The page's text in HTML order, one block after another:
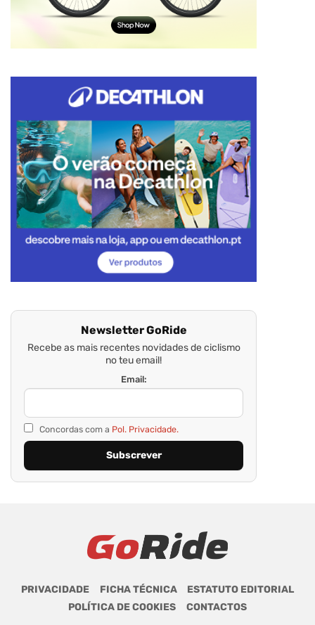
Newsletter GoRide
Recebe as mais recentes novidades de ciclismo
no teu email!
Email:
Concordas com a Pol. Privacidade.
PRIVACIDADE FICHA TÉCNICA
ESTATUTO EDITORIAL
POLÍTICA DE COOKIES
CONTACTOS